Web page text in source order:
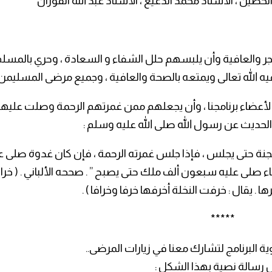
والعافية وأن يلبسهم حلل الشفاء و السعادة ، وحري
الله تعالى ويمتعه بالصحة والعافية ، وجميع مرضى
لأعضاء برنامجنا ، وأن يجعلهم ممن غمرتهم الرحمة وصلت
الحديث عن رسول الله صلى الله عليه وسلم :
حتى يجلس ، فإذا جلس غمرته الرحمة ، فإن كان غدوة صلى
عليه سبعون ألف ملك حتى يصبح ” . صححه الألباني . (
. يقال : خرفت النخلة أخرفها خرفا وخرافا ) .
*****
لتشارك معنا في زيارات المرضى..
رسالة نصية بهذا الشكل :